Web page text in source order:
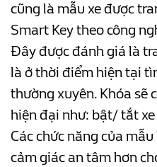
cũng là mẫu xe được
Smart Key theo công
Đây được đánh giá là
là ở thời điểm hiện tại
thường xuyên. Khóa sẽ
hiện đại như: bật/ tắt
Các chức năng của
cảm giác an tâm hơn